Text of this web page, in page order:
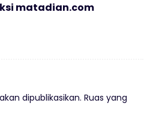
matadian.com
dipublikasikan. Ruas yang